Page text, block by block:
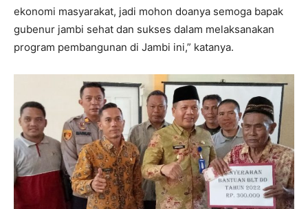
ekonomi masyarakat, jadi mohon doanya semoga bapak
gubenur jambi sehat dan sukses dalam melaksanakan
program pembangunan di Jambi ini,” katanya.